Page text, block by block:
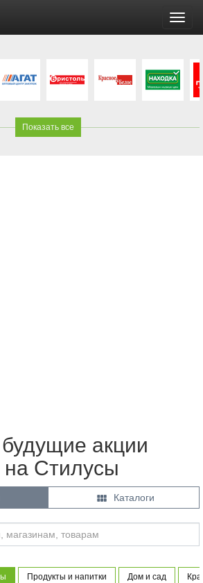
Показать все
акции
на Стилусы
 Каталоги
Продукты и напитки Дом и сад